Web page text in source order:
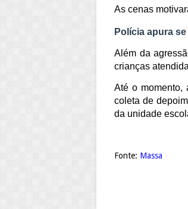
As cenas
Polícia apura
Além da
crianças
Até o momento,
coleta de
da unidade
Fonte: Massa